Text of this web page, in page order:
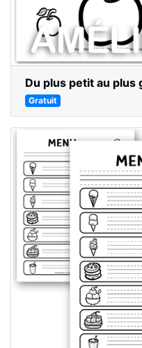
Du plus petit au plus
Gratuit